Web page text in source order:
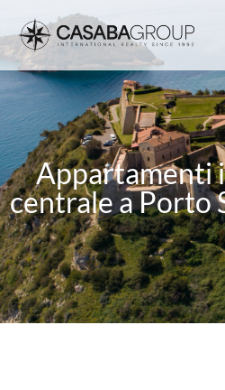
Appartamenti
centrale a Porto